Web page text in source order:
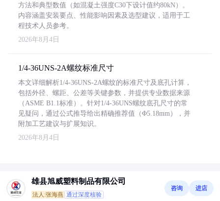
方法和典型数值（如混凝土强度C30下设计值约80kN）。
内容涵盖安装要点、性能影响因素及选型建议，适用于工
程技术人员参考。
2026年8月4日
1/4-36UNS-2A螺纹标准尺寸
本文详细解析1/4-36UNS-2A螺纹的标准尺寸及底孔计算，
包括外径、螺距、公差等关键参数，并提供专业数据来源
（ASME B1.1标准）。针对1/4-36UNS螺纹底孔尺寸的常
见疑问，通过公式推导给出精确推荐值（Φ5.18mm），并
附加工艺建议与扩展知识。
2026年8月4日
雄县旭威塑料制品有限公司
法人:张海燕 通过深度核验
咨询 进店